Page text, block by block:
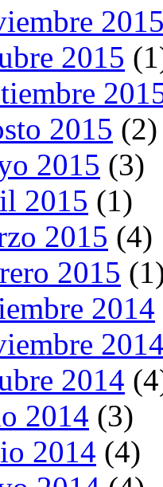
2015
2015
2015 (2)
2015 (3)
2015 (1)
2015 (4)
2015
2014
2014
2014
2014 (3)
2014 (4)